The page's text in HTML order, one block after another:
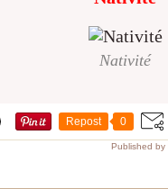
Nativité
Repost 0
Published by